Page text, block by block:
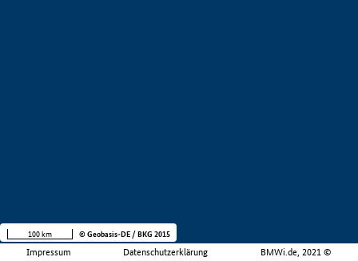
Impressum Datenschutzerklärung BMWi.de, 2021 ©
100 km © Geobasis-DE / BKG 2015